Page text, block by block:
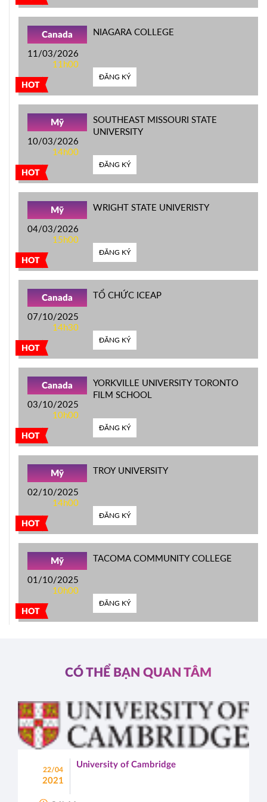
HOT
Canada
11/03/2026
11h00
NIAGARA COLLEGE
ĐĂNG KÝ
HOT
Mỹ
10/03/2026
14h00
SOUTHEAST MISSOURI STATE
UNIVERSITY
ĐĂNG KÝ
HOT
Mỹ
04/03/2026
15h00
WRIGHT STATE UNIVERISTY
ĐĂNG KÝ
HOT
Canada
07/10/2025
14h30
TỔ CHỨC ICEAP
ĐĂNG KÝ
HOT
Canada
03/10/2025
10h00
YORKVILLE UNIVERSITY TORONTO
FILM SCHOOL
ĐĂNG KÝ
HOT
Mỹ
02/10/2025
14h00
TROY UNIVERSITY
ĐĂNG KÝ
HOT
Mỹ
01/10/2025
10h00
TACOMA COMMUNITY COLLEGE
ĐĂNG KÝ
CÓ THỂ BẠN QUAN TÂM
22/04
2021
University of Cambridge